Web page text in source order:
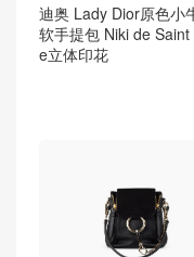
迪奥 Lady Dior原色小
软手提包 Niki de Saint
e立体印花